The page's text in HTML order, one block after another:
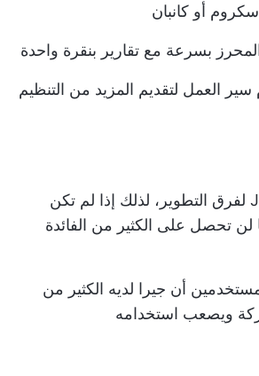
أو كانبان
بسرعة مع تقارير بنقرة واحدة
العمل لتقديم المزيد من التنظيم
تم تصميم Jira لفرق التطوير، لذلك إذا لم تكن
لن تحصل على الكثير من الفائدة
أن جيرا لديه الكثير من
ويصعب استخدامه